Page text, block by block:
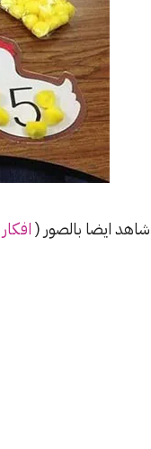
شاهد ايضا بالصور (افكار